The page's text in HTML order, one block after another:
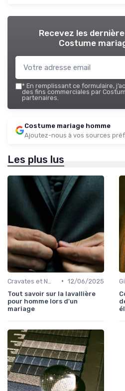
Recevez les
Costume
* En remplissant ce formulaire,
des fins commerciales par
partenaires.
Costume mariage homme
Ajoutez-nous à vos sources
Les plus lus
• 12/06/2025
Tout savoir sur la lavallière
pour homme lors d'un
mariage